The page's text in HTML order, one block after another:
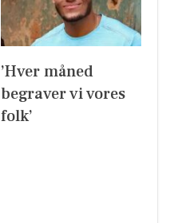
’Hver måned
begraver vi vores
folk’